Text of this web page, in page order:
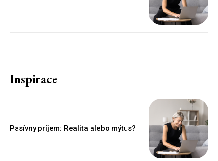
Inspirace
Pasívny príjem: Realita alebo mýtus?